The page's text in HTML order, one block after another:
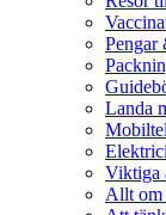
Pengar
Landa
Viktiga
Allt om